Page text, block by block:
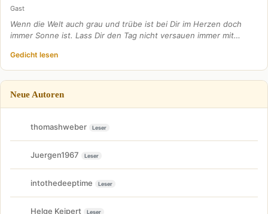
Gast
Wenn die Welt auch grau und trübe ist bei Dir im Herzen doch
immer Sonne ist. Lass Dir den Tag nicht versauen immer mit…
Gedicht lesen
Neue Autoren
thomashweber Leser
Juergen1967 Leser
intothedeeptime Leser
Helge Keipert Leser